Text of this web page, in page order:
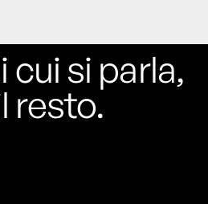
cui si parla,
resto.